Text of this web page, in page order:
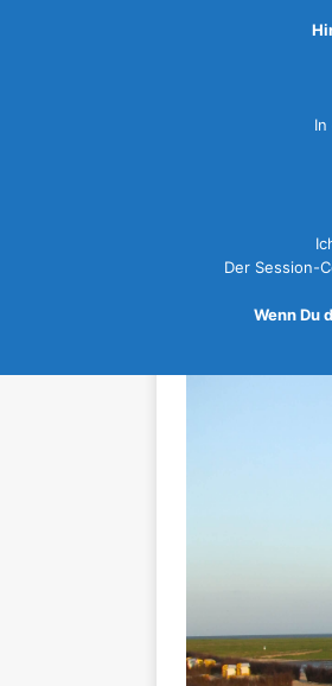
9. Januar 2014
Der Session-
Wenn Du